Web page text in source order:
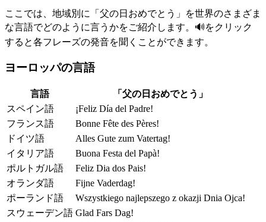
ここでは、地域別に「父の日おめでとう」を世界のさまざま
な言語でどのように言うかをご紹介します。🔊をクリック
すると各フレーズの発音を聞くことができます。
ヨーロッパの言語
言語
「父の日おめでとう」
スペイン語
¡Feliz Día del Padre!
フランス語
Bonne Fête des Pères!
ドイツ語
Alles Gute zum Vatertag!
イタリア語
Buona Festa del Papà!
ポルトガル語
Feliz Dia dos Pais!
オランダ語
Fijne Vaderdag!
ポーランド語
Wszystkiego najlepszego z okazji Dnia Ojca!
スウェーデン語 Glad Fars Dag!